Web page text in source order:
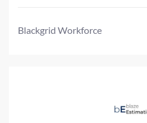
Blackgrid Workforce